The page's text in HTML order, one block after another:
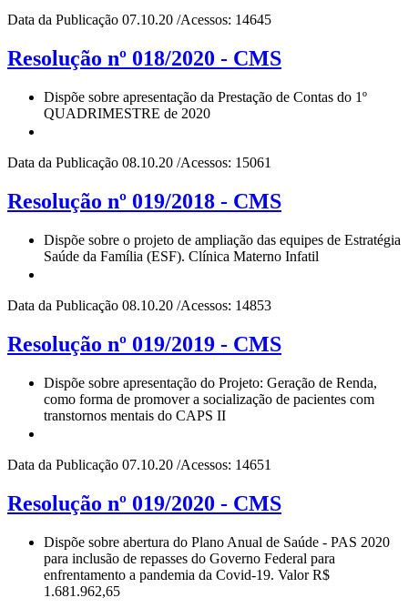
Data da Publicação 07.10.20 /Acessos: 14645
Resolução nº 018/2020 - CMS
Dispõe sobre apresentação da Prestação de Contas do 1º
QUADRIMESTRE de 2020
Data da Publicação 08.10.20 /Acessos: 15061
Resolução nº 019/2018 - CMS
Dispõe sobre o projeto de ampliação das equipes de Estratégia
Saúde da Família (ESF). Clínica Materno Infatil
Data da Publicação 08.10.20 /Acessos: 14853
Resolução nº 019/2019 - CMS
Dispõe sobre apresentação do Projeto: Geração de Renda,
como forma de promover a socialização de pacientes com
transtornos mentais do CAPS II
Data da Publicação 07.10.20 /Acessos: 14651
Resolução nº 019/2020 - CMS
Dispõe sobre abertura do Plano Anual de Saúde - PAS 2020
para inclusão de repasses do Governo Federal para
enfrentamento a pandemia da Covid-19. Valor R$
1.681.962,65